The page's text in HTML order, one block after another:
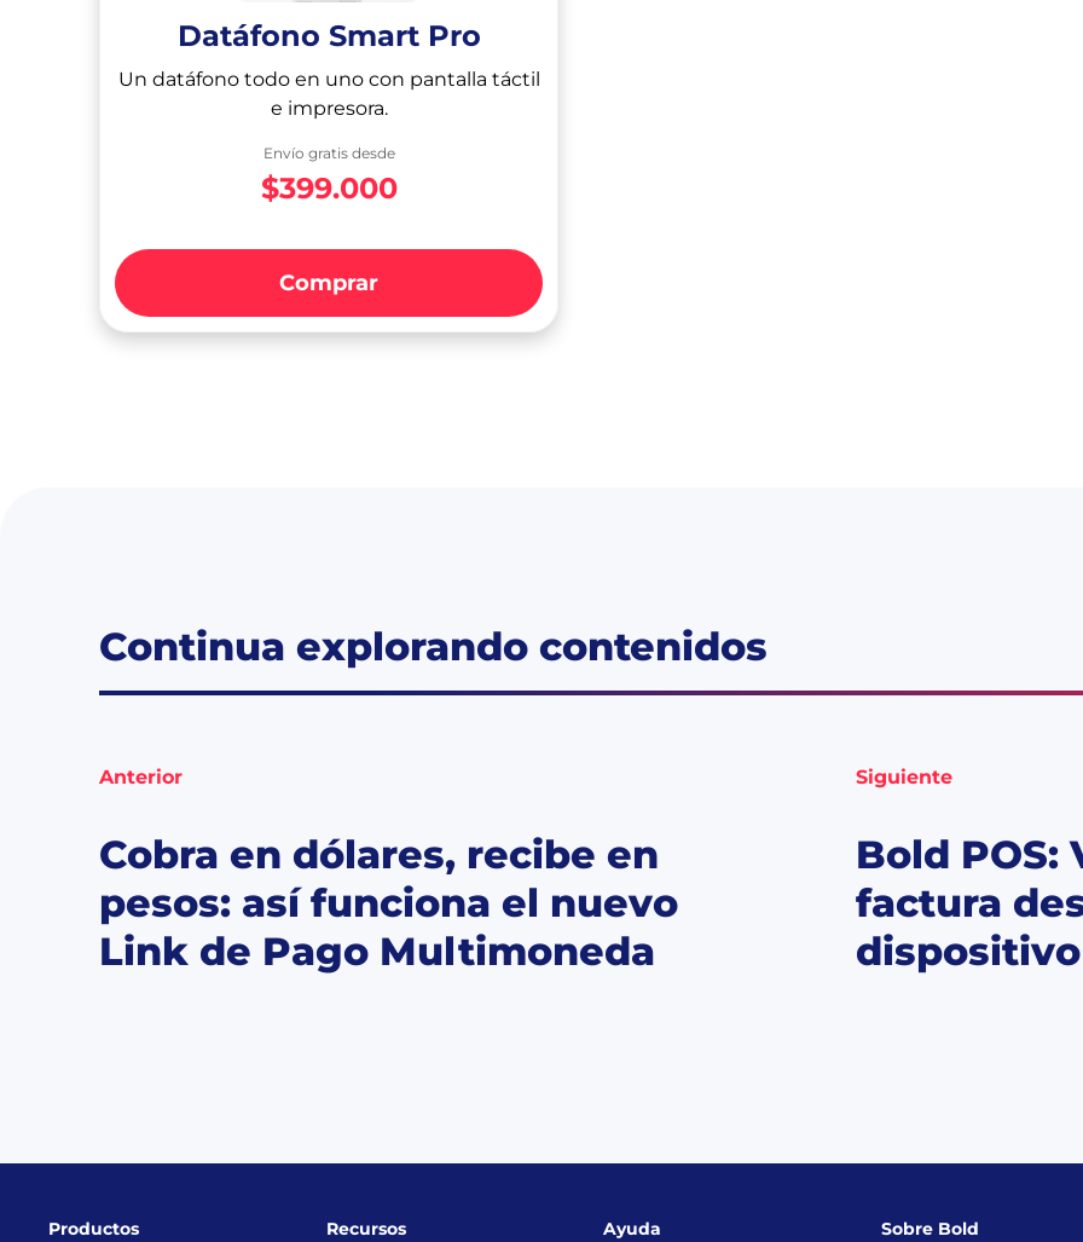
Datáfono Smart Pro
Un datáfono todo en uno con pantalla táctil
e impresora.
Envío gratis desde
$399.000
Comprar
Continua explorando contenidos
Anterior
Cobra en dólares, recibe en
pesos: así funciona el nuevo
Link de Pago Multimoneda
Siguiente
Bold POS:
factura
dispositivo
Productos Recursos Ayuda Sobre Bold